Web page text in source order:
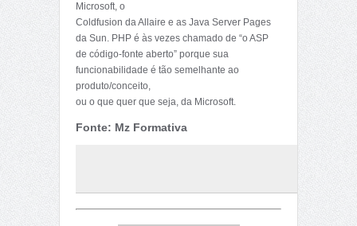
Microsoft, o
Coldfusion da Allaire e as Java Server Pages
da Sun. PHP é às vezes chamado de “o ASP
de código-fonte aberto” porque sua
funcionabilidade é tão semelhante ao
produto/conceito,
ou o que quer que seja, da Microsoft.
Fonte: Mz Formativa